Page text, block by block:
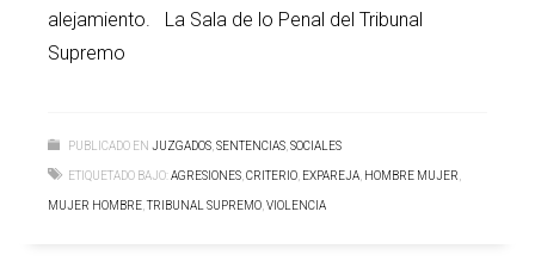
alejamiento. La Sala de lo Penal del Tribunal
Supremo
PUBLICADO EN JUZGADOS,SENTENCIAS,SOCIALES
ETIQUETADO BAJO:AGRESIONES,CRITERIO, EXPAREJA, HOMBRE MUJER,
MUJER HOMBRE,TRIBUNAL SUPREMO,VIOLENCIA